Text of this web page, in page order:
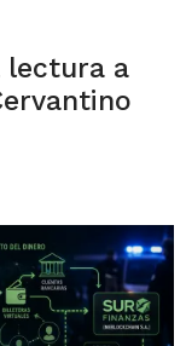
lectura a